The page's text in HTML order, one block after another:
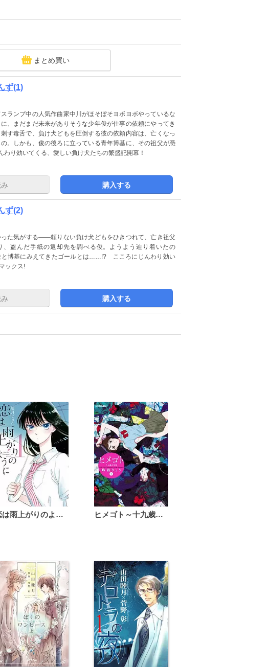
まとめ買い
ず(1)
ランプ中の人気作曲家中川がほそぼそヨボヨボやっているな
、まだまだ未来がありそうな少年俊が仕事の依頼にやってき
す毒舌で、負け犬どもを圧倒する彼の依頼内容は、亡くなっ
。しかも、俊の後ろに立っている青年博基に、その祖父が憑
り効いてくる、愛しい負け犬たちの繁盛記開幕！
購入する
ず(2)
た気がする――頼りない負け犬どもをひきつれて、亡き祖父
盗んだ手紙の返却先を調べる俊。ようよう辿り着いたの
博基にみえてきたゴールとは……!? こころにじんわり効い
ックス!
購入する
恋は雨上がりのように ヒメゴト～十九歳の制服～